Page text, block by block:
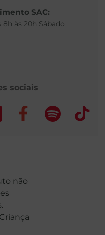
SAC:
8h às 20h Sábado
sociais
não